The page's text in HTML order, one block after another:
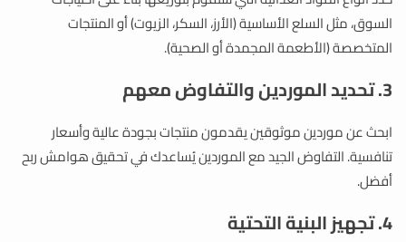
السوق، مثل السلع الأساسية (الأرز، السكر، الزيوت) أو المنتجات
المتخصصة (الأطعمة المجمدة أو الصحية).
3. تحديد الموردين والتفاوض معهم
ابحث عن موردين موثوقين يقدمون منتجات بجودة عالية وأسعار
تنافسية. التفاوض الجيد مع الموردين يُساعدك في تحقيق هوامش ربح
أفضل.
4. تجهيز البنية التحتية